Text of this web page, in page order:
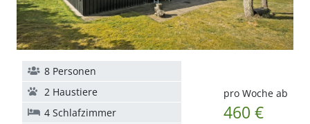
pro Woche ab
460 €
8 Personen
2 Haustiere
4 Schlafzimmer